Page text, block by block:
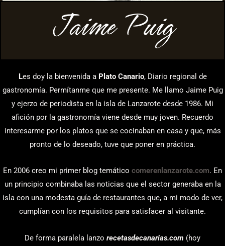
Jaime Puig
Les doy la bienvenida a Plato Canario, Diario regional de
gastronomía. Permítanme que me presente. Me llamo Jaime Puig
y ejerzo de periodista en la isla de Lanzarote desde 1986. Mi
afición por la gastronomía viene desde muy joven. Recuerdo
interesarme por los platos que se cocinaban en casa y que, más
pronto de lo deseado, tuve que poner en práctica.
En 2006 creo mi primer blog temático comerenlanzarote.com. En
un principio combinaba las noticias que el sector generaba en la
isla con una modesta guía de restaurantes que, a mi modo de ver,
cumplían con los requisitos para satisfacer al visitante.
De forma paralela lanzo recetasdecanarias.com (hoy